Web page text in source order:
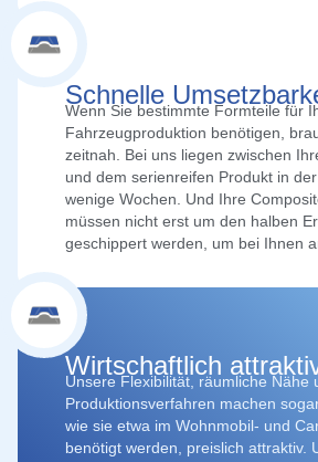
Schnelle
Wenn Sie bestimmte Formteile für
Fahrzeugproduktion benötigen,
zeitnah. Bei uns liegen zwischen
und dem serienreifen Produkt in
wenige Wochen. Und Ihre
müssen nicht erst um den halben
geschippert werden, um bei Ihnen
Wirtschaftlich
Unsere Flexibilität, räumliche Nähe
Produktionsverfahren machen
wie sie etwa im Wohnmobil- und
benötigt werden, preislich attraktiv.